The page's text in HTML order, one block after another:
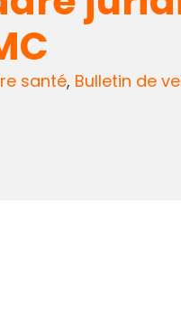
santé, Bulletin de